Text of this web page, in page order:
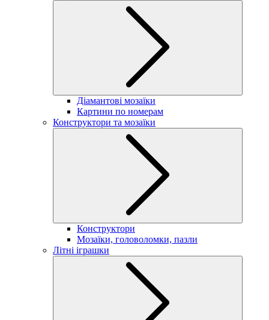
Діамантові мозаїки
Картини по номерам
Конструктори та мозаїки
Конструктори
Мозаїки, головоломки, пазли
Літні іграшки